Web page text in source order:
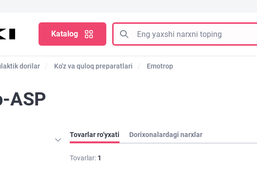
Katalog
dorilar Ko'z va quloq preparatlari Emotrop
ASP
Tovarlar ro‘yxati Dorixonalardagi narxlar
Tovarlar: 1